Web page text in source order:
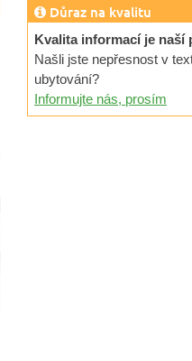
Důraz na kvalitu
Kvalita informací je naší
Našli jste nepřesnost v
ubytování?
Informujte nás, prosím